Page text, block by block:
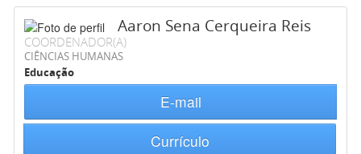
Aaron Sena Cerqueira Reis
COORDENADOR(A)
CIÊNCIAS HUMANAS
Educação
E-mail
Currículo